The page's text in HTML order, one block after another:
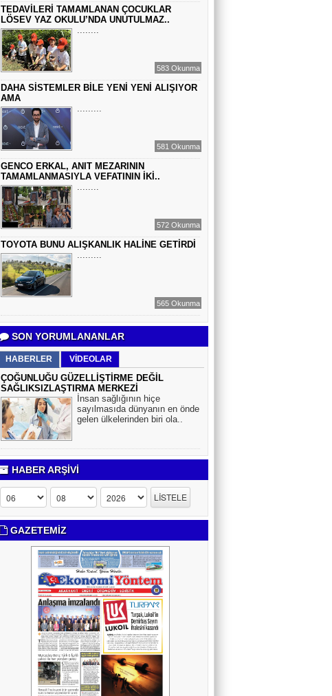
Sinem Elgün
GEÇMİŞİN SIRLARINA VAKIF OLUN
EMİR EMİRHANOĞLU
BAYRAMDA ARA VERİN
MACİT SOYDAN
DÜNYANIN MERKEZİNDE YAŞADIĞINI
SANANLAR...
TEDAVİLERİ TAMAMLANAN ÇOCUKLAR
LÖSEV YAZ OKULU’NDA UNUTULMAZ..
........
583 Okunma
DAHA SİSTEMLER BİLE YENİ YENİ ALIŞIYOR
AMA
.........
581 Okunma
GENCO ERKAL, ANIT MEZARININ
TAMAMLANMASIYLA VEFATININ İKİ..
........
572 Okunma
TOYOTA BUNU ALIŞKANLIK HALİNE GETİRDİ
.........
565 Okunma
SON YORUMLANANLAR
HABERLER VİDEOLAR
ÇOĞUNLUĞU GÜZELLİŞTİRME DEĞİL
SAĞLIKSIZLAŞTIRMA MERKEZİ
İnsan sağlığının hiçe
sayılmasıda dünyanın en önde
gelen ülkelerinden biri ola..
HABER ARŞİVİ
GAZETEMİZ